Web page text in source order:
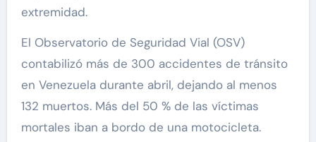
extremidad.
El Observatorio de Seguridad Vial (OSV)
contabilizó más de 300 accidentes de tránsito
en Venezuela durante abril, dejando al menos
132 muertos. Más del 50 % de las víctimas
mortales iban a bordo de una motocicleta.